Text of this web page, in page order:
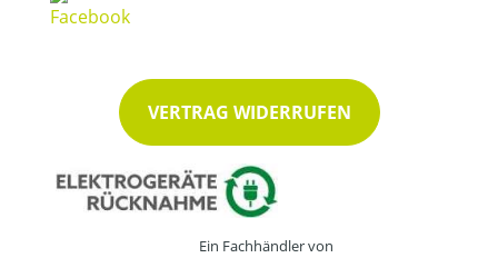
VERTRAG WIDERRUFEN
Ein Fachhändler von